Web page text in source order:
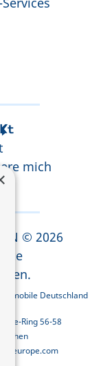
mich
© 2026
Deutschland
Ring 56-58